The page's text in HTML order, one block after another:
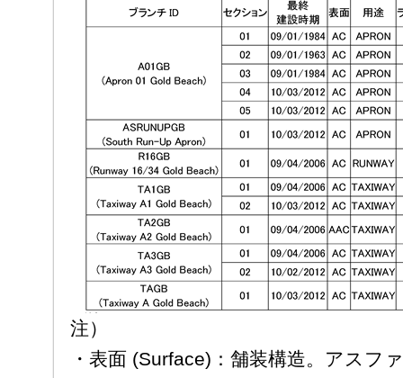
注）
・表面 (Surface)：舗装構造。アスフ